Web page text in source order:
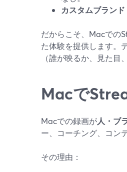
カスタムブランド
だからこそ、Macでの
た体験を提供します。
（誰が映るか、見た目
Macで
Macでの録画が人・ブ
ー、コーチング、コン
その理由：